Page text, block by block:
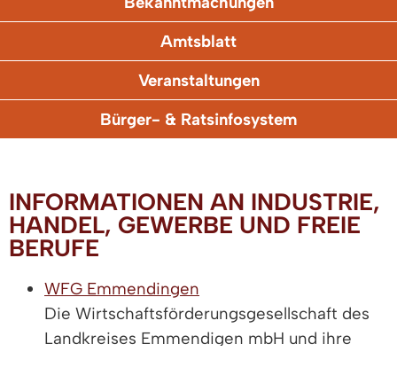
Amtsblatt
Veranstaltungen
Bürger- & Ratsinfosystem
INFORMATIONEN AN INDUSTRIE,
HANDEL, GEWERBE UND FREIE
BERUFE
WFG Emmendingen
Die Wirtschaftsförderungsgesellschaft des
Landkreises Emmendigen mbH und ihre